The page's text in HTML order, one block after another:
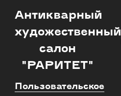
Антикварный
художественный
салон
"РАРИТЕТ"
Пользовательское